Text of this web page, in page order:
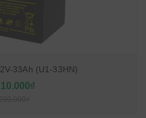
33Ah (U1-33HN)